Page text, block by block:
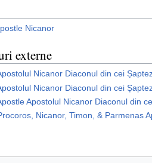
Nicanor
externe
Nicanor Diaconul din cei
Nicanor Diaconul din cei
Apostolul Nicanor Diaconul din
Nicanor, Timon, & Parmenas